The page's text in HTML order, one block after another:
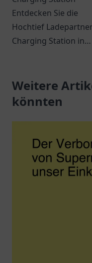
Entdecken Sie die
Hochtief Ladepartner
Charging Station in
für
zentraler Lage.
Weitere
könnten